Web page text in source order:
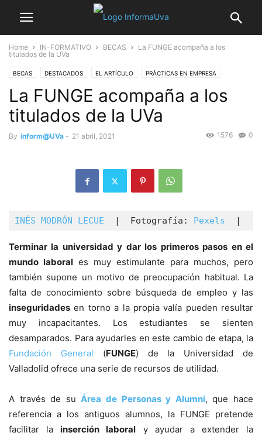
Home IN-FORMATIVO BECAS
La FUNGE acompaña a los
titulados de la UVa
BECAS DESTACADOS EL ARTÍCULO PRÁCTICAS EN EMPRESA
SALIDAS PROFESIONALES
La FUNGE acompaña a los
titulados de la UVa
By inform@UVa - 21 abril, 2021 0
1576
INÉS MODRÓN LECUE |  Fotografía: Pexels |
Terminar la universidad y dar los primeros pasos en el
mundo laboral es muy estimulante para muchos, pero
también supone un motivo de preocupación habitual. La
falta de conocimiento sobre búsqueda de empleo y las
inseguridades en torno a la propia valía pueden resultar
muy incapacitantes. Los estudiantes se sienten
desamparados. Para ayudarles en este cambio de etapa, la
Fundación General (FUNGE) de la Universidad de
Valladolid ofrece una serie de recursos de utilidad.
A través de suÁrea de Personas y Alumni, que hace
referencia a los antiguos alumnos, la FUNGE pretende
facilitar lainserción laboral y ayudar a extender la